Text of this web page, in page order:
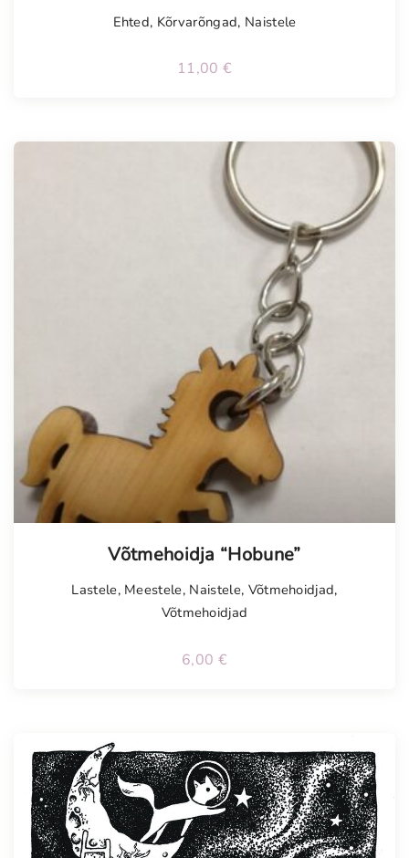
Ehted, Kõrvarõngad, Naistele
11,00 €
Võtmehoidja “Hobune”
Lastele, Meestele, Naistele, Võtmehoidjad,
Võtmehoidjad
6,00 €